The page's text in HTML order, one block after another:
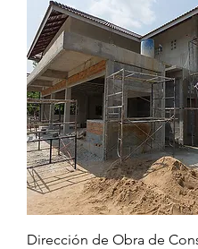
Dirección de Obra de